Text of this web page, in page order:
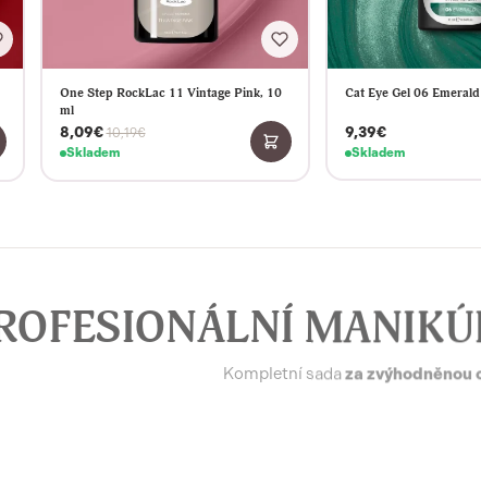
One Step RockLac 11 Vintage Pink, 10
ml
8,09€ 10,19€
Skladem
Cat Eye Gel 06
9,39€
Skladem
Kompletní sadaza zvýhodněnou